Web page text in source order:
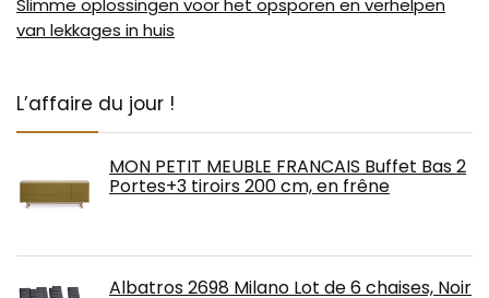
Slimme oplossingen voor het opsporen en verhelpen
van lekkages in huis
L’affaire du jour !
MON PETIT MEUBLE FRANCAIS Buffet Bas 2
Portes+3 tiroirs 200 cm, en frêne
Albatros 2698 Milano Lot de 6 chaises, Noir